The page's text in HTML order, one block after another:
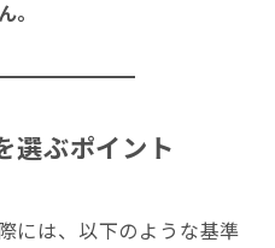
選ぶポイント
には、以下のような基準